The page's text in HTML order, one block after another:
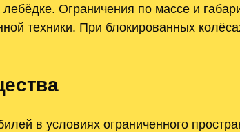
Ограничения по массе и
техники. При блокированных
в условиях ограниченного